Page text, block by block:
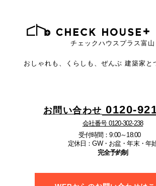
チェックハウスプラス富山
おしゃれも、くらしも、ぜんぶ 建築家と
お問い合わせ 0120-
会社番号 0120-302-238
受付時間：9:00～18:00
定休日：GW・お盆・年末・年
完全予約制